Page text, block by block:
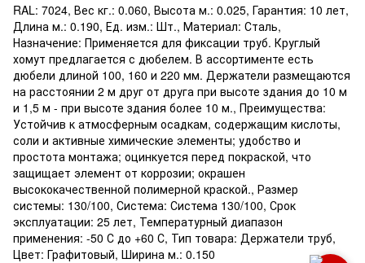
RAL: 7024, Вес кг.: 0.060, Высота м.: 0.025, Гарантия: 10 лет,
Длина м.: 0.190, Ед. изм.: Шт., Материал: Сталь,
Назначение: Применяется для фиксации труб. Круглый
хомут предлагается с дюбелем. В ассортименте есть
дюбели длиной 100, 160 и 220 мм. Держатели размещаются
на расстоянии 2 м друг от друга при высоте здания до 10 м
и 1,5 м - при высоте здания более 10 м., Преимущества:
Устойчив к атмосферным осадкам, содержащим кислоты,
соли и активные химические элементы; удобство и
простота монтажа; оцинкуется перед покраской, что
защищает элемент от коррозии; окрашен
высококачественной полимерной краской., Размер
системы: 130/100, Система: Система 130/100, Срок
эксплуатации: 25 лет, Температурный диапазон
применения: -50 С до +60 С, Тип товара: Держатели труб,
Цвет: Графитовый, Ширина м.: 0.150